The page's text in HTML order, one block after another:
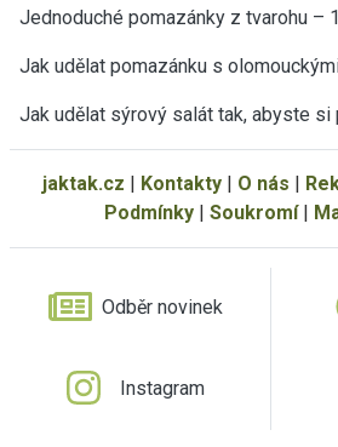
Jednoduché pomazánky z tvarohu –
Jak udělat pomazánku s
Jak udělat sýrový salát tak, abyste si
jaktak.cz | Kontakty| O nás |
Podmínky| Soukromí|
Odběr novinek
Instagram